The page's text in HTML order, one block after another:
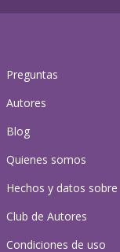
Preguntas
Autores
Blog
Quienes somos
Hechos y datos sobre
Club de Autores
Condiciones de uso